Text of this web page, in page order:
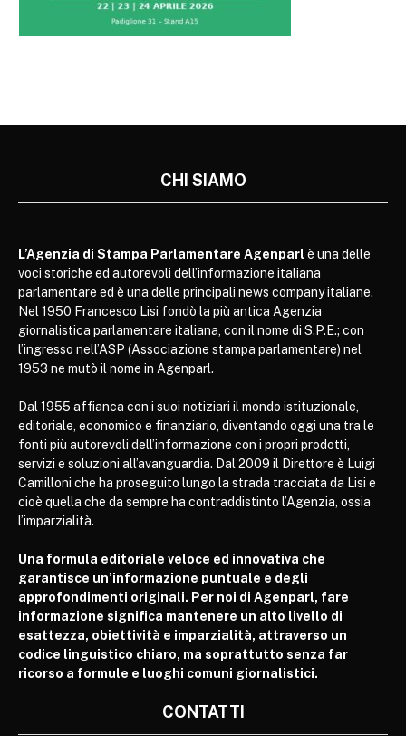
CHI SIAMO
L’Agenzia di Stampa Parlamentare Agenparl è una delle
voci storiche ed autorevoli dell’informazione italiana
parlamentare ed è una delle principali news company italiane.
Nel 1950 Francesco Lisi fondò la più antica Agenzia
giornalistica parlamentare italiana, con il nome di S.P.E.; con
l’ingresso nell’ASP (Associazione stampa parlamentare) nel
1953 ne mutò il nome in Agenparl.
Dal 1955 affianca con i suoi notiziari il mondo istituzionale,
editoriale, economico e finanziario, diventando oggi una tra le
fonti più autorevoli dell’informazione con i propri prodotti,
servizi e soluzioni all’avanguardia. Dal 2009 il Direttore è Luigi
Camilloni che ha proseguito lungo la strada tracciata da Lisi e
cioè quella che da sempre ha contraddistinto l’Agenzia, ossia
l’imparzialità.
Una formula editoriale veloce ed innovativa che
garantisce un’informazione puntuale e degli
approfondimenti originali. Per noi di Agenparl, fare
informazione significa mantenere un alto livello di
esattezza, obiettività e imparzialità, attraverso un
codice linguistico chiaro, ma soprattutto senza far
ricorso a formule e luoghi comuni giornalistici.
CONTATTI